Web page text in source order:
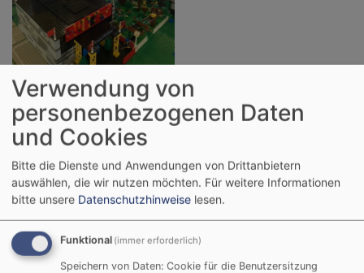
Bildrechte Lego-Bau-Tage 2025
Gemeindehaus/Kantorat in Leinburg. Ein
Angebot für 20 Kinder, um der eigenen
Phantasie freien Raum zu geben und
Miteinander ein tollen Bauwerk zu
schaffen: Gemeinsam einen Turm bauen,
gemeinsam planen, gemeinsam Bauteile
besprechen und gemeinsam umsetzen.
Verwendung von
personenbezogenen Daten
und Cookies
Bitte die Dienste und Anwendungen von Drittanbietern
auswählen, die wir nutzen möchten. Für weitere Informationen
bitte unsere Datenschutzhinweise lesen.
Funktional (immer erforderlich)
Speichern von Daten: Cookie für die Benutzersitzung